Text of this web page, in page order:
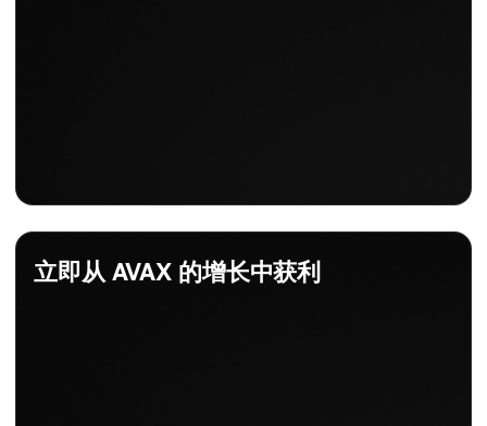
立即从 AVAX 的增长中获利